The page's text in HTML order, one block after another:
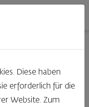
& Gebäck die Qual
Diese haben
erforderlich für die
Website. Zum